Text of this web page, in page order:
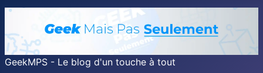
GeekMPS - Le blog d'un touche à tout